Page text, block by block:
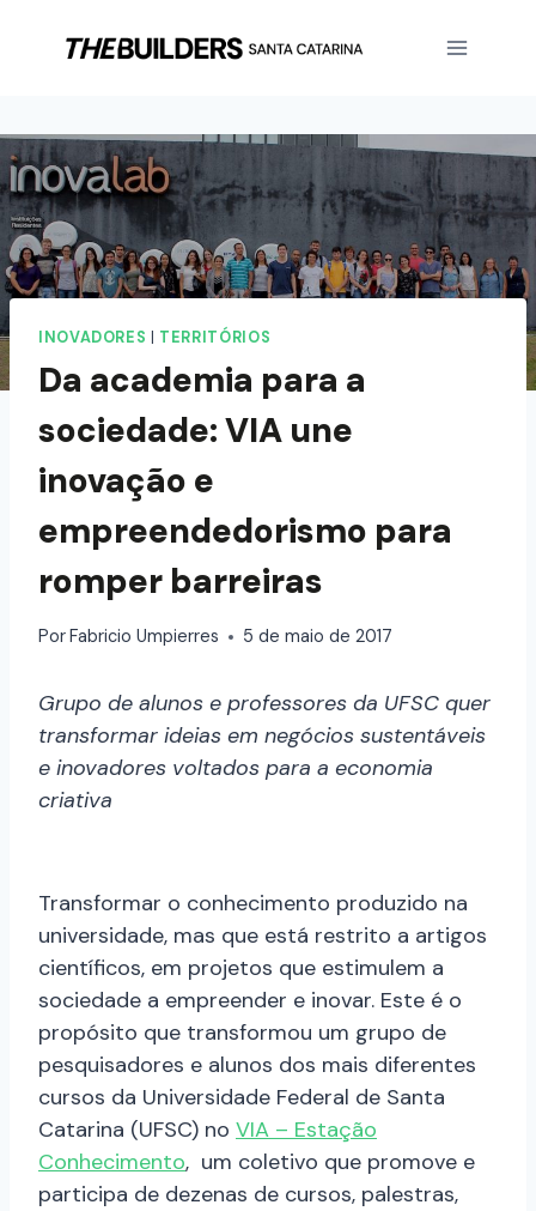
INOVADORES TERRITÓRIOS
Da academia para a
sociedade: VIA une
inovação e
empreendedorismo para
romper barreiras
Por Fabricio Umpierres 5 de maio de 2017
Grupo de alunos e professores da UFSC quer
transformar ideias em negócios sustentáveis
e inovadores voltados para a economia
criativa
Transformar o conhecimento produzido na
universidade, mas que está restrito a artigos
científicos, em projetos que estimulem a
sociedade a empreender e inovar. Este é o
propósito que transformou um grupo de
pesquisadores e alunos dos mais diferentes
cursos da Universidade Federal de Santa
Catarina (UFSC) no VIA – Estação
Conhecimento, um coletivo que promove e
participa de dezenas de cursos, palestras,